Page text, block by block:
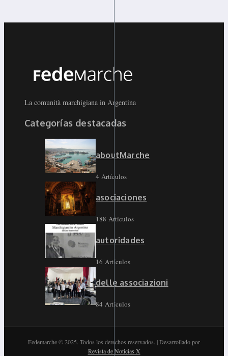
La comunità marchigiana in Argentina
Categorías destacadas
aboutMarche
4 Artículos
asociaciones
188 Artículos
autoridades
16 Artículos
delle associazioni
84 Artículos
Fedemarche © 2025. Todos los derechos reservados. | Desarrollado por
Revista de Noticias X